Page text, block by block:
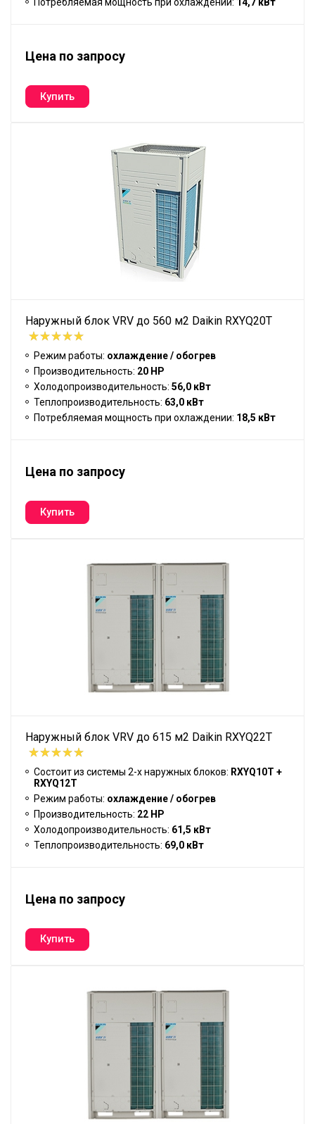
Цена по запросу
Наружный блок VRV до 560 м2 Daikin RXYQ20T
Режим работы: охлаждение / обогрев
Производительность: 20 HP
Холодопроизводительность: 56,0 кВт
Теплопроизводительность: 63,0 кВт
Потребляемая мощность при охлаждении: 18,5 кВт
Цена по запросу
Наружный блок VRV до 615 м2 Daikin RXYQ22T
Состоит из системы 2-х наружных блоков: RXYQ10T +
RXYQ12T
Режим работы: охлаждение / обогрев
Производительность: 22 HP
Холодопроизводительность: 61,5 кВт
Теплопроизводительность: 69,0 кВт
Цена по запросу